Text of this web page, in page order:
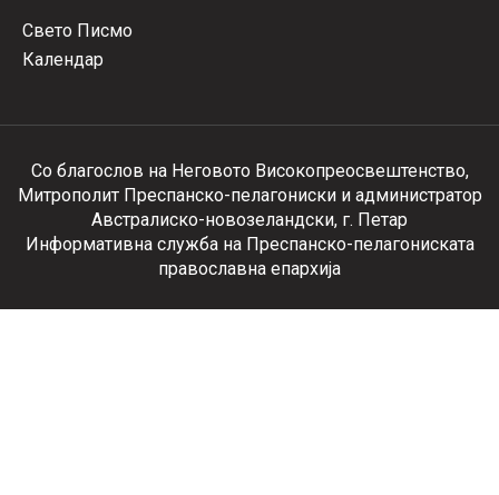
Свето Писмо
Календар
Со благослов на Неговото Високопреосвештенство,
Митрополит Преспанско-пелагониски и администратор
Австралиско-новозеландски, г. Петар
Информативна служба на Преспанско-пелагониската
православна епархија